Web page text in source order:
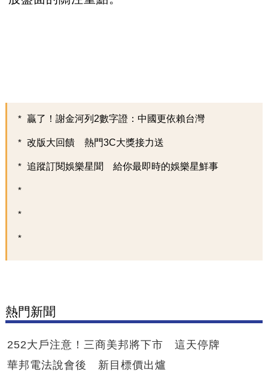
贏了！謝金河列2數字證：中國更依賴台灣
改版大回饋 熱門3C大獎接力送
追蹤訂閱娛樂星聞 給你最即時的娛樂星鮮事
熱門新聞
252大戶注意！三商美邦將下市 這天停牌
華邦電法說會後 新目標價出爐